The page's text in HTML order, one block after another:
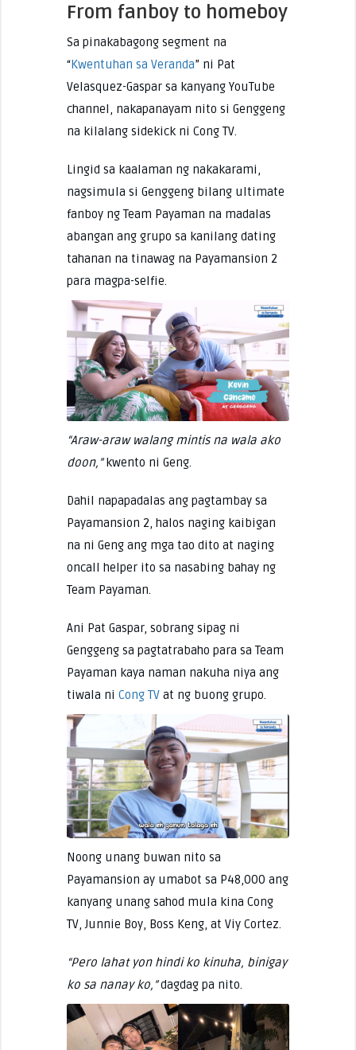
From fanboy to homeboy
Sa pinakabagong segment na
“Kwentuhan sa Veranda” ni Pat
Velasquez-Gaspar sa kanyang YouTube
channel, nakapanayam nito si Genggeng
na kilalang sidekick ni Cong TV.
Lingid sa kaalaman ng nakakarami,
nagsimula si Genggeng bilang ultimate
fanboy ng Team Payaman na madalas
abangan ang grupo sa kanilang dating
tahanan na tinawag na Payamansion 2
para magpa-selfie.
“Araw-araw walang mintis na wala ako
doon,”kwento ni Geng.
Dahil napapadalas ang pagtambay sa
Payamansion 2, halos naging kaibigan
na ni Geng ang mga tao dito at naging
oncall helper ito sa nasabing bahay ng
Team Payaman.
Ani Pat Gaspar, sobrang sipag ni
Genggeng sa pagtatrabaho para sa Team
Payaman kaya naman nakuha niya ang
tiwala ni Cong TVat ng buong grupo.
Noong unang buwan nito sa
Payamansion ay umabot sa P48,000 ang
kanyang unang sahod mula kina Cong
TV, Junnie Boy, Boss Keng, at Viy Cortez.
“Pero lahat yon hindi ko kinuha, binigay
ko sa nanay ko,”dagdag pa nito.